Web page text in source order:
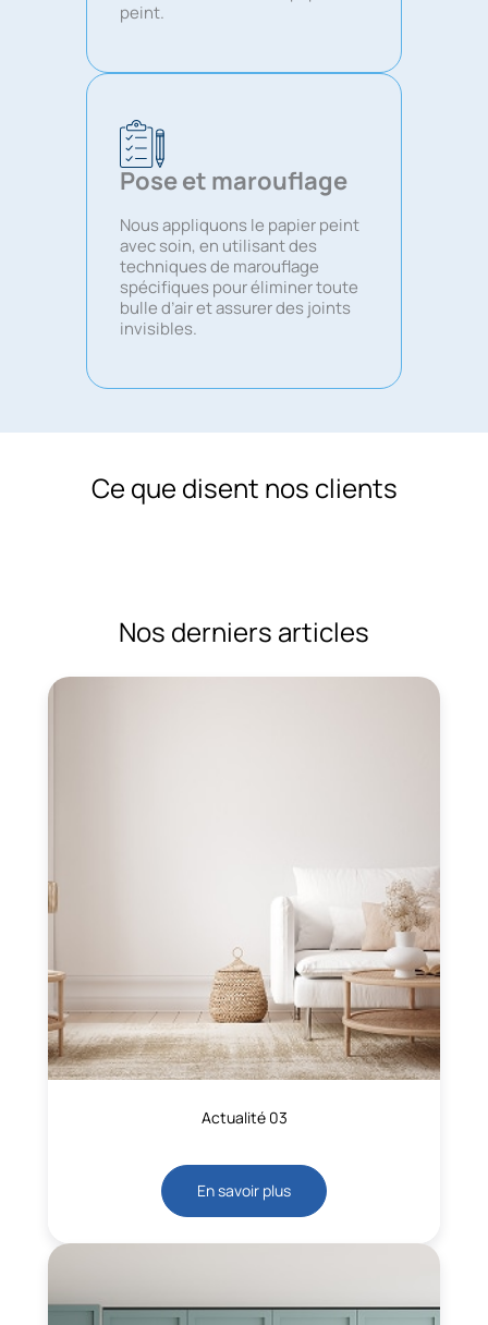
peint.
Pose et marouflage
Nous appliquons le papier peint
avec soin, en utilisant des
techniques de marouflage
spécifiques pour éliminer toute
bulle d’air et assurer des joints
invisibles.
Ce que disent nos clients
Nos derniers articles
Actualité 03
En savoir plus